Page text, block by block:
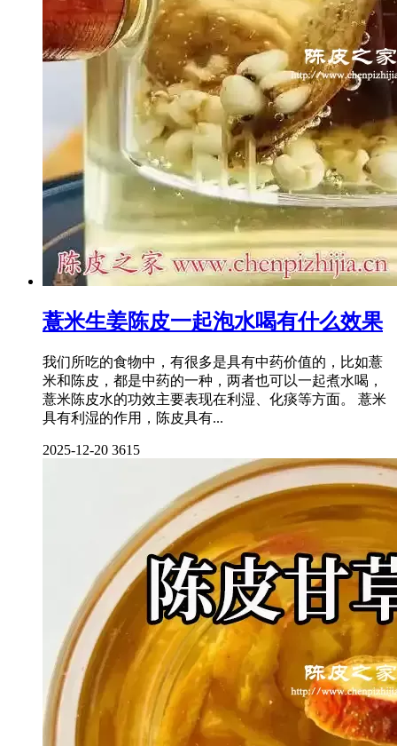
薏米生姜陈皮一起泡水喝有什么效果
我们所吃的食物中，有很多是具有中药价值的，比如薏
米和陈皮，都是中药的一种，两者也可以一起煮水喝，
薏米陈皮水的功效主要表现在利湿、化痰等方面。 薏米
具有利湿的作用，陈皮具有...
2025-12-20 3615